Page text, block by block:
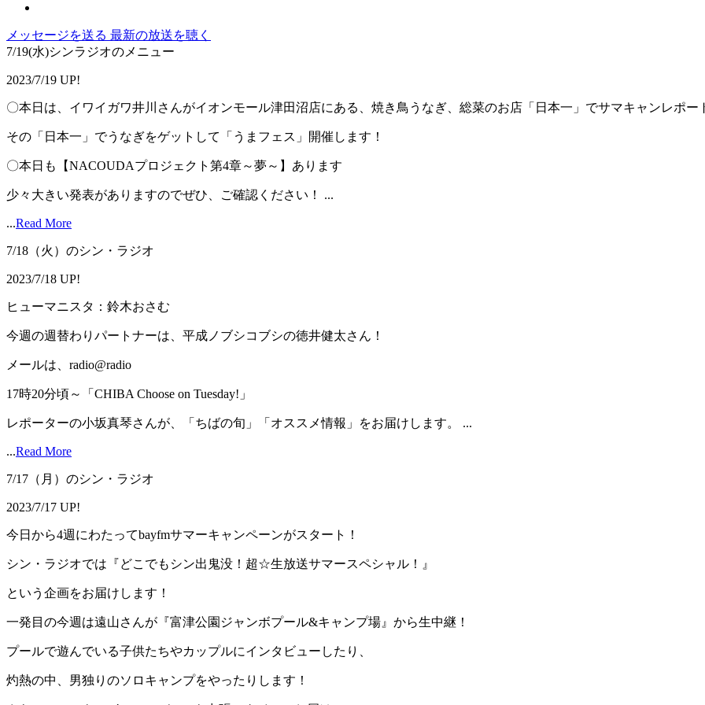
メッセージを送る 最新の放送を聴く
7/19(水)シンラジオのメニュー
2023/7/19 UP!
〇本日は、イワイガワ井川さんがイオンモール津田沼店にある、焼き鳥うなぎ、総菜のお店「日本一」でサマキャンレポー
その「日本一」でうなぎをゲットして「うまフェス」開催します！
〇本日も【NACOUDAプロジェクト第4章～夢～】あります
少々大きい発表がありますのでぜひ、ご確認ください！ ...
...Read More
7/18（火）のシン・ラジオ
2023/7/18 UP!
ヒューマニスタ：鈴木おさむ
今週の週替わりパートナーは、平成ノブシコブシの徳井健太さん！
メールは、radio@radio
17時20分頃～「CHIBA Choose on Tuesday!」
レポーターの小坂真琴さんが、「ちばの旬」「オススメ情報」をお届けします。 ...
...Read More
7/17（月）のシン・ラジオ
2023/7/17 UP!
今日から4週にわたってbayfmサマーキャンペーンがスタート！
シン・ラジオでは『どこでもシン出鬼没！超☆生放送サマースペシャル！』
という企画をお届けします！
一発目の今週は遠山さんが『富津公園ジャンボプール&キャンプ場』から生中継！
プールで遊んでいる子供たちやカップルにインタビューしたり、
灼熱の中、男独りのソロキャンプをやったりします！